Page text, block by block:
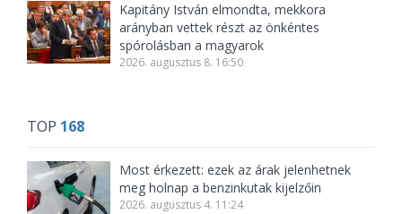
Kapitány István elmondta, mekkora
arányban vettek részt az önkéntes
spórolásban a magyarok
2026. augusztus 8. 16:50
TOP 168
Most érkezett: ezek az árak jelenhetnek
meg holnap a benzinkutak kijelzőin
2026. augusztus 4. 11:24